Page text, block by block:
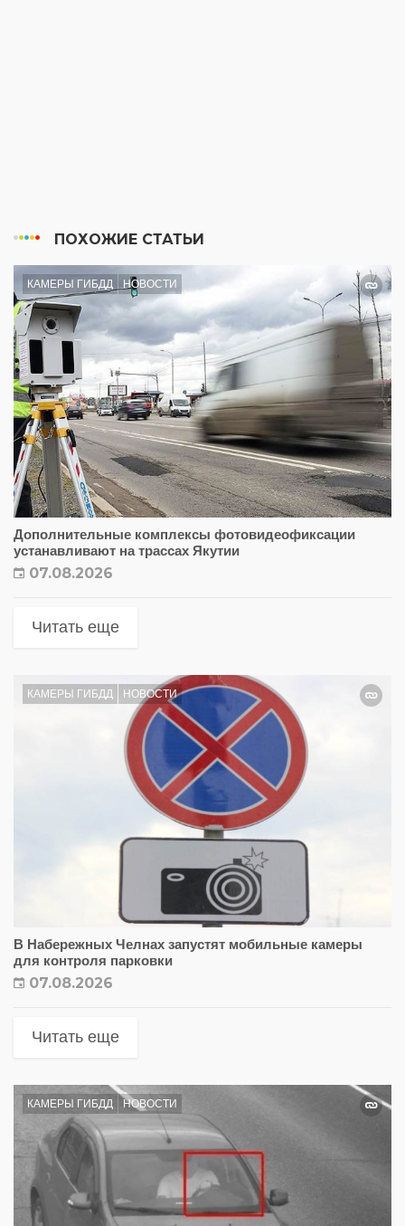
ПОХОЖИЕ СТАТЬИ
КАМЕРЫ ГИБДД НОВОСТИ
Дополнительные комплексы фотовидеофиксации
устанавливают на трассах Якутии
07.08.2026
Читать еще
КАМЕРЫ ГИБДД НОВОСТИ
В Набережных Челнах запустят мобильные камеры
для контроля парковки
07.08.2026
Читать еще
КАМЕРЫ ГИБДД НОВОСТИ